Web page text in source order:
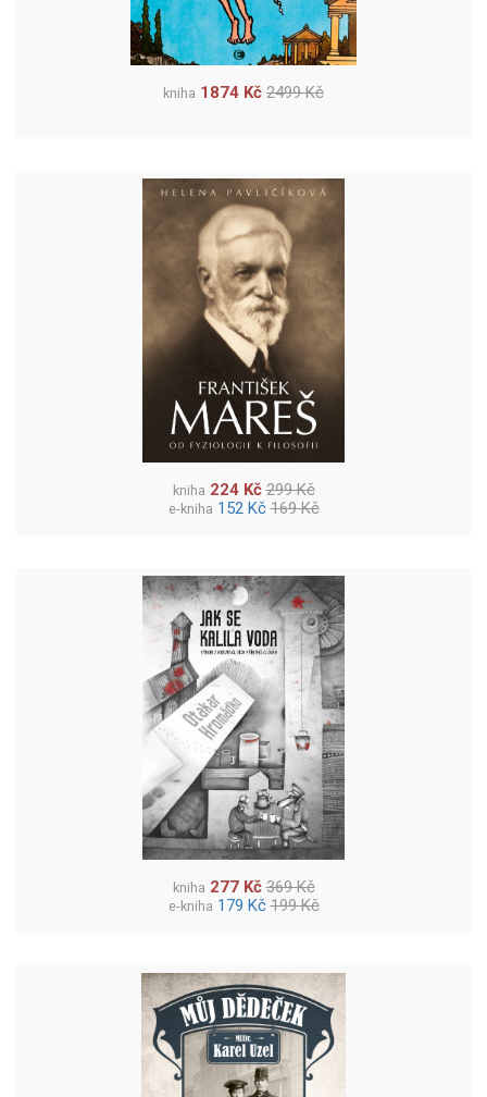
kniha 1874 Kč 2499 Kč
kniha 224 Kč 299 Kč
e-kniha 152 Kč 169 Kč
kniha 277 Kč 369 Kč
e-kniha 179 Kč 199 Kč